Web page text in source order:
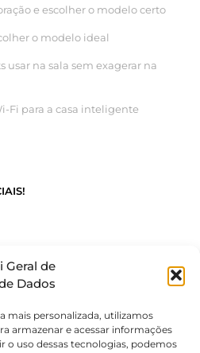
Geral de
Dados
mais personalizada, utilizamos
armazenar e acessar informações
o uso dessas tecnologias, podemos
e escolher o modelo certo
o modelo ideal
usar na sala sem exagerar na
Fi para a casa inteligente
iluminação, elétrica e smart home.